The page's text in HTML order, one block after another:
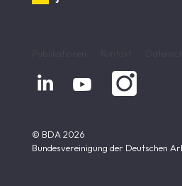
 
© BDA 2026
Bundesvereinigung der Deutschen